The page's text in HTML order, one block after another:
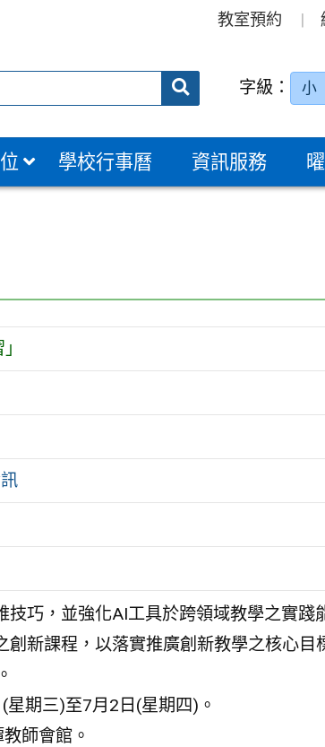
教室預約
送出 字級： 小
學校行事曆 資訊服務
技巧，並強化AI工具於跨領域教學之實踐
新課程，以落實推廣創新教學之核心目
期三)至7月2日(星期四)。
師會館。